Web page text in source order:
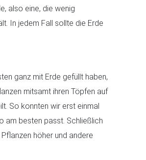
also eine, die wenig
In jedem Fall sollte die Erde
ganz mit Erde gefüllt haben,
mitsamt ihren Töpfen auf
So konnten wir erst einmal
am besten passt. Schließlich
höher und andere